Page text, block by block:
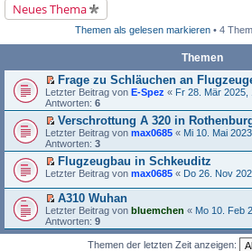
Neues Thema
Themen als gelesen markieren • 4
Themen
E
r
s
e
r
u
n
g
e
e
s
e
Frage zu Schläuchen an
Letzter Beitrag von E-Spez « Fr 28. Mär 2025,
Antworten: 6
E
r
s
e
u
n
g
e
Verschrottung A 320 in
Letzter Beitrag von max0685 « Mi 10. Mai
Antworten: 3
E
s
e
r
u
Flugzeugbau in Schkeuditz
Letzter Beitrag von max0685 « Do 26. Nov
E
r
s
A310 Wuhan
Letzter Beitrag von bluemchen « Mo 10. Feb
Antworten: 9
Themen der letzten Zeit anzeigen: